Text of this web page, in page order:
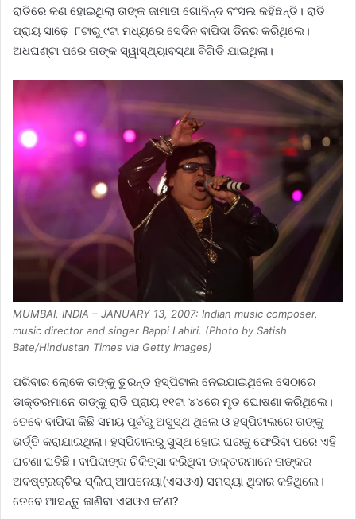
ରାତିରେ କଣ ହୋଇଥିଲା ତାଙ୍କ ଜାମାତା ଗୋବିନ୍ଦ ବଂସଲ କହିଛନ୍ତି। ରାତି
ପ୍ରାୟ ସାଢ଼େ ୮ଟାରୁ ୯ଟା ମଧ୍ୟରେ ସେଦିନ ବାପିଦା ଡିନର କରିଥିଲେ।
ଅଧଘଣ୍ଟା ପରେ ତାଙ୍କ ସ୍ୱାସ୍ଥ୍ୟାବସ୍ଥା ବିଗିଡି ଯାଇଥିଲା।
MUMBAI, INDIA – JANUARY 13, 2007: Indian music composer,
music director and singer Bappi Lahiri. (Photo by Satish
Bate/Hindustan Times via Getty Images)
ପରିବାର ଲୋକେ ତାଙ୍କୁ ତୁରନ୍ତ ହସ୍ପିଟାଲ ନେଇଯାଇଥିଲେ ସେଠାରେ
ଡାକ୍ତରମାନେ ତାଙ୍କୁ ରାତି ପ୍ରାୟ ୧୧ଟା ୪୪ରେ ମୃତ ଘୋଷଣା କରିଥିଲେ।
ତେବେ ବାପିଦା କିଛି ସମୟ ପୂର୍ବରୁ ଅସୁସ୍ଥ ଥିଲେ ଓ ହସ୍ପିଟାଲରେ ତାଙ୍କୁ
ଭର୍ତ୍ତି କରାଯାଇଥିଲା। ହସ୍ପିଟାଲରୁ ସୁସ୍ଥ ହୋଇ ଘରକୁ ଫେରିବା ପରେ ଏହି
ଘଟଣା ଘଟିଛି। ବାପିଦାଙ୍କ ଚିକିତ୍ସା କରିଥିବା ଡାକ୍ତରମାନେ ତାଙ୍କର
ଅବଷ୍ଟ୍ରକ୍ଟିଭ ସ୍ଲିପ୍ ଆପନେୟା(ଏସଓଏ) ସମସ୍ୟା ଥିବାର କହିଥିଲେ।
ତେବେ ଆସନ୍ତୁ ଜାଣିବା ଏସଓଏ କ’ଣ?